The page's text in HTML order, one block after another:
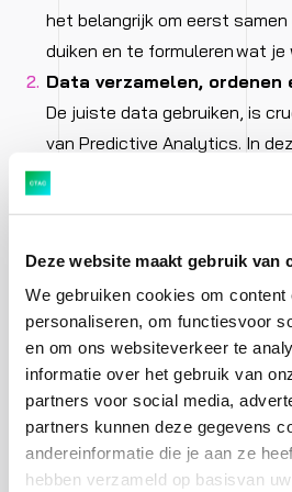
Deze website maakt gebruik van
We gebruiken cookies om content
personaliseren, om functiesvoor
en om ons websiteverkeer te
informatie over het gebruik van
partners voor social media,
partners kunnen deze gegevens
andereinformatie die je aan ze
hebben verzameld op basisvan
het belangrijk om eerst
duiken en te formuleren wat je
Data verzamelen, ordenen
De juiste data gebruiken, is
van Predictive Analytics. In
daarom op zoek naar data die
tot een accurate voorspelling
ook externe data zoals
gegevens, weerberichten of
Model trainen en data
In deze stap vindt de magie
algoritmes met de datasets
resultaten proberen we
zijn bijvoorbeeld terugkerende
kunnen we daar specifiek